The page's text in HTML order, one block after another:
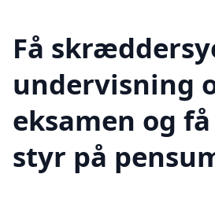
Få
undervisning
eksamen og
styr på